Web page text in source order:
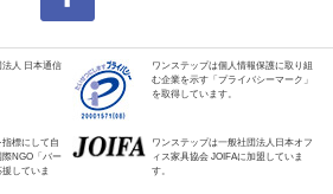
法人 日本通信
ワンステップは個人情報保護に取り組
む企業を示す「プライバシーマーク」
を取得しています。
標にして自
NGO「バー
していま
ワンステップは一般社団法人日本オフ
ィス家具協会 JOIFAに加盟していま
す。